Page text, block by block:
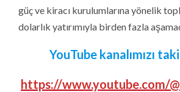
güç ve kiracı kurulumlarına yönelik
dolarlık yatırımıyla birden fazla
YouTube kanalımızı
https://www.youtube.com/